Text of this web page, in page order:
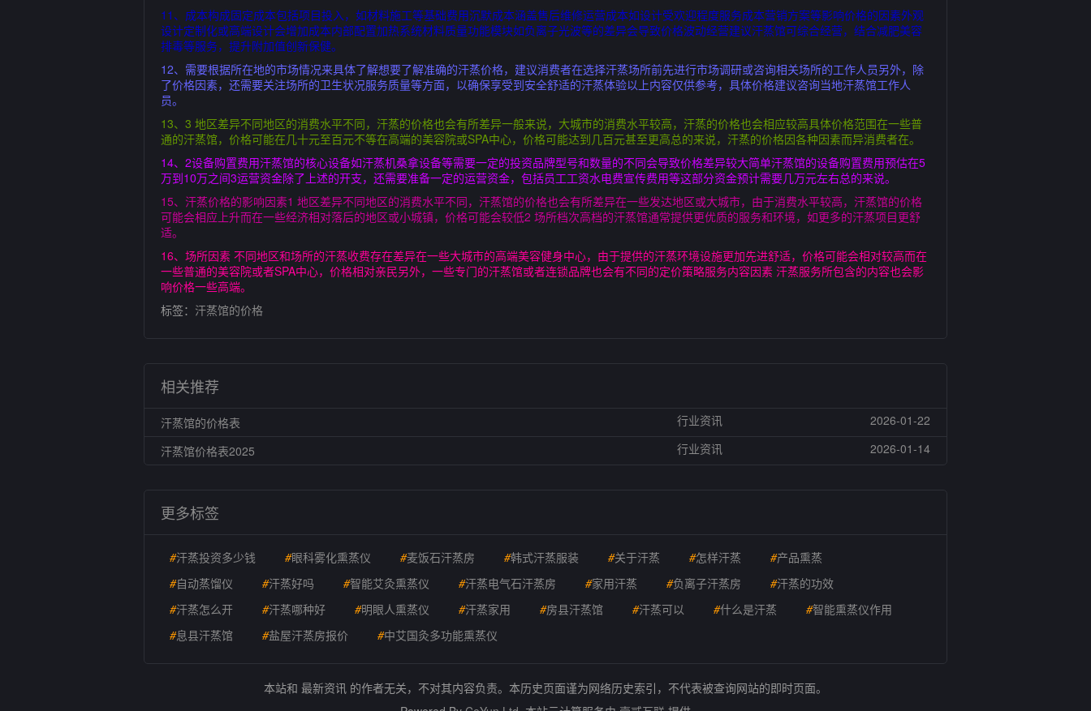
11、成本构成固定成本包括项目投入，如材料施工等基础费用沉默成本涵盖售后维修运营成本如设计受欢迎程度服务成本营销方案等影响价格的因素外观
设计定制化或高端设计会增加成本内部配置加热系统材料质量功能模块如负离子光波等的差异会导致价格波动经营建议汗蒸馆可综合经营，结合减肥美容
排毒等服务，提升附加值创新保健。
12、需要根据所在地的市场情况来具体了解想要了解准确的汗蒸价格，建议消费者在选择汗蒸场所前先进行市场调研或咨询相关场所的工作人员另外，除
了价格因素，还需要关注场所的卫生状况服务质量等方面，以确保享受到安全舒适的汗蒸体验以上内容仅供参考，具体价格建议咨询当地汗蒸馆工作人
员。
13、3 地区差异不同地区的消费水平不同，汗蒸的价格也会有所差异一般来说，大城市的消费水平较高，汗蒸的价格也会相应较高具体价格范围在一些普
通的汗蒸馆，价格可能在几十元至百元不等在高端的美容院或SPA中心，价格可能达到几百元甚至更高总的来说，汗蒸的价格因各种因素而异消费者在。
14、2设备购置费用汗蒸馆的核心设备如汗蒸机桑拿设备等需要一定的投资品牌型号和数量的不同会导致价格差异较大简单汗蒸馆的设备购置费用预估在5
万到10万之间3运营资金除了上述的开支，还需要准备一定的运营资金，包括员工工资水电费宣传费用等这部分资金预计需要几万元左右总的来说。
15、汗蒸价格的影响因素1 地区差异不同地区的消费水平不同，汗蒸馆的价格也会有所差异在一些发达地区或大城市，由于消费水平较高，汗蒸馆的价格
可能会相应上升而在一些经济相对落后的地区或小城镇，价格可能会较低2 场所档次高档的汗蒸馆通常提供更优质的服务和环境，如更多的汗蒸项目更舒
适。
16、场所因素 不同地区和场所的汗蒸收费存在差异在一些大城市的高端美容健身中心，由于提供的汗蒸环境设施更加先进舒适，价格可能会相对较高而在
一些普通的美容院或者SPA中心，价格相对亲民另外，一些专门的汗蒸馆或者连锁品牌也会有不同的定价策略服务内容因素 汗蒸服务所包含的内容也会影
响价格一些高端。
标签： 汗蒸馆的价格
相关推荐
汗蒸馆的价格表 行业资讯
2026-01-22
汗蒸馆价格表2025
行业资讯 2026-01-14
更多标签
#汗蒸投资多少钱 #眼科雾化熏蒸仪 #麦饭石汗蒸房 #韩式汗蒸服装 #关于汗蒸 #怎样汗蒸 #产品熏蒸
#自动蒸馏仪 #汗蒸好吗 #智能艾灸熏蒸仪 #汗蒸电气石汗蒸房 #家用汗蒸 #负离子汗蒸房 #汗蒸的功效
#汗蒸怎么开 #汗蒸哪种好 #明眼人熏蒸仪 #汗蒸家用 #房县汗蒸馆 #汗蒸可以 #什么是汗蒸 #智能熏蒸仪作用
#息县汗蒸馆 #盐屋汗蒸房报价 #中艾国灸多功能熏蒸仪
本站和 最新资讯 的作者无关，不对其内容负责。本历史页面谨为网络历史索引，不代表被查询网站的即时页面。